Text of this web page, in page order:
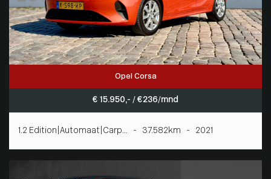
Opel Corsa
€ 15.950,- / € 236/mnd
1.2 Edition|Automaat|Carp... - 37.582km - 2021